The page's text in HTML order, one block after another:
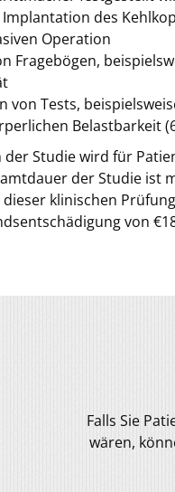
Implantation des
Operation
Fragebögen,
von Tests,
Belastbarkeit
der Studie wird für
der Studie ist
dieser klinischen
von
Falls Sie
wären,